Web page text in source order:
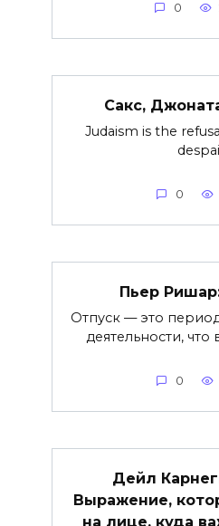
0
Сакс,
Judaism is the
0
Пьер
Отпуск — это
деятельности,
0
Дейл
Выражение,
на лице, куда